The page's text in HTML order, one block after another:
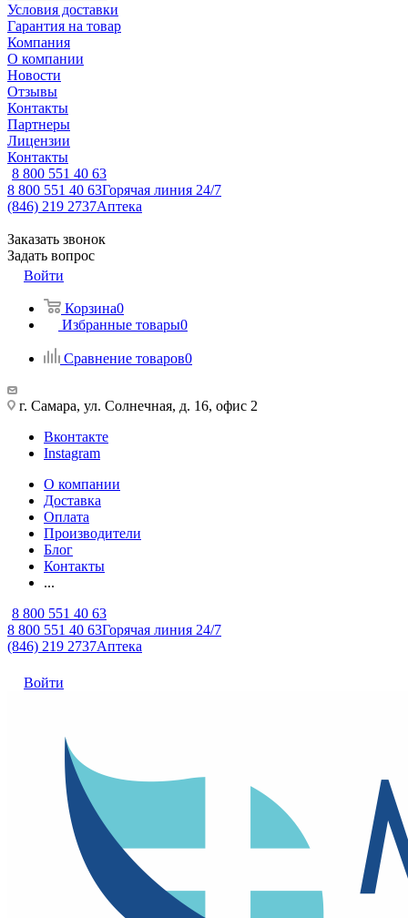
Условия доставки
Гарантия на товар
Компания
О компании
Новости
Отзывы
Контакты
Партнеры
Лицензии
Контакты
8 800 551 40 63
8 800 551 40 63Горячая линия 24/7
(846) 219 2737Аптека
Заказать звонок
Задать вопрос
Войти
Корзина0
Избранные товары0
Сравнение товаров0
г. Самара, ул. Солнечная, д. 16, офис 2
Вконтакте
Instagram
О компании
Доставка
Оплата
Производители
Блог
Контакты
...
8 800 551 40 63
8 800 551 40 63Горячая линия 24/7
(846) 219 2737Аптека
Войти